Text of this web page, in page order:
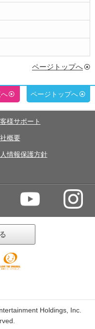
ページトップへ
ページトップへ
様サポート
概要
情報保護方針
Holdings, Inc.